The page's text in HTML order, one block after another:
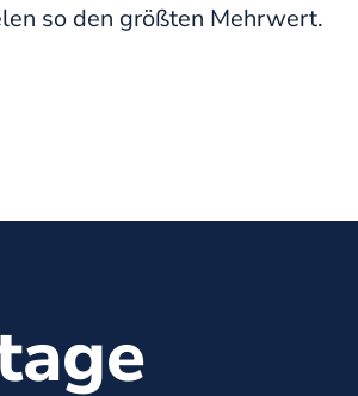
so den größten Mehrwert.